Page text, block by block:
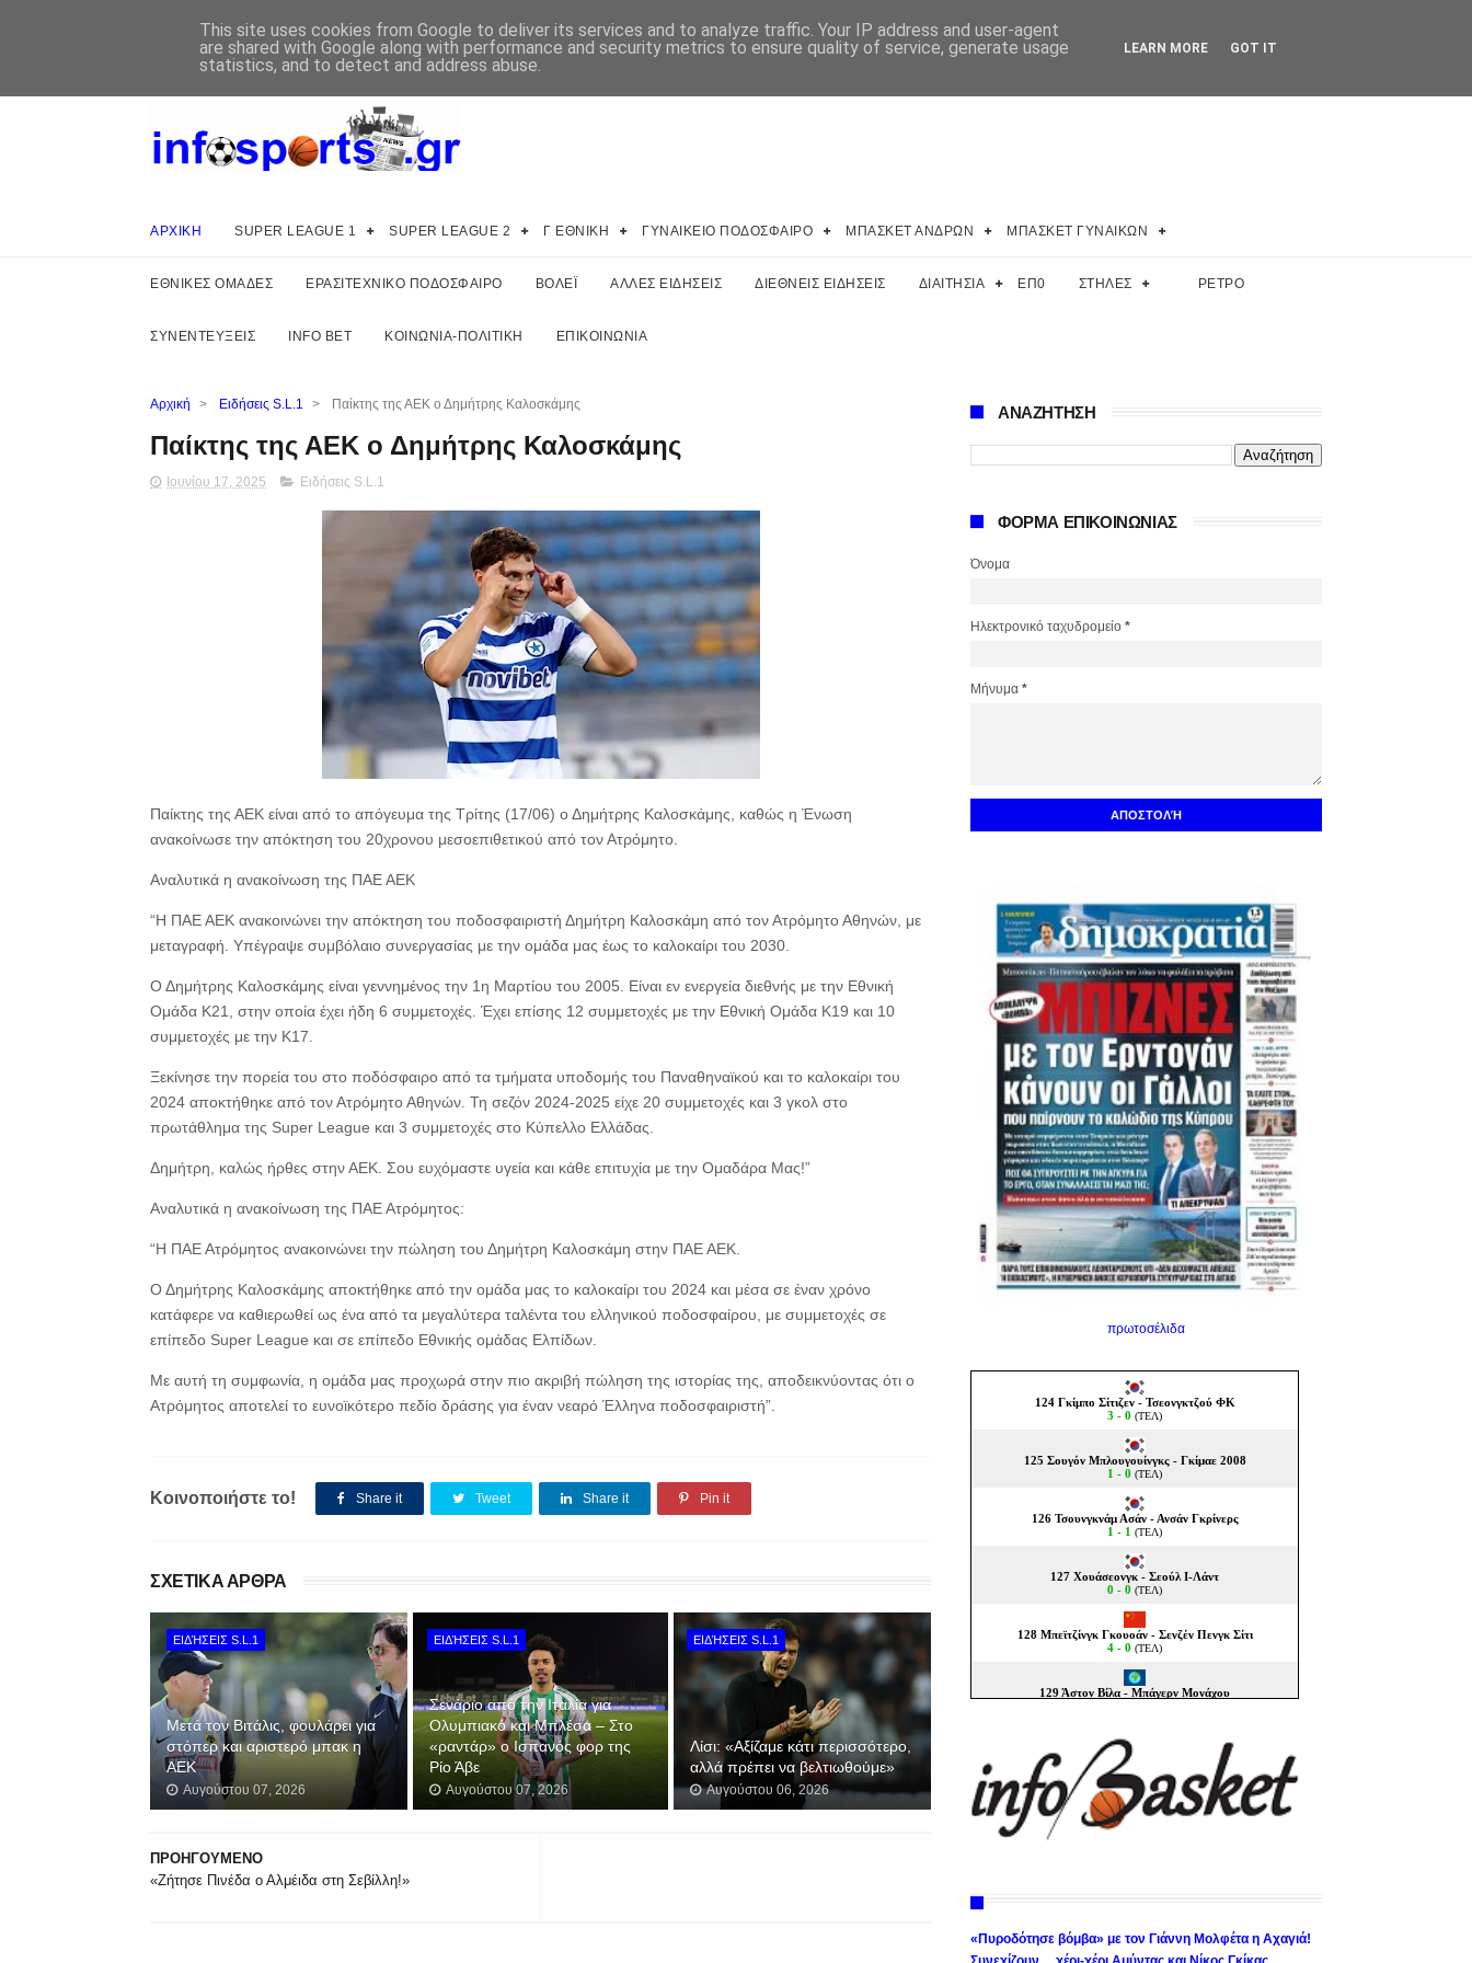
ΑΡΧΙΚΗ SUPER LEAGUE 1 SUPER LEAGUE 2 Γ ΕΘΝΙΚΗ ΓΥΝΑΙΚΕΙΟ ΠΟΔΟΣΦΑΙΡΟ ΜΠΑΣΚΕΤ ΑΝΔΡΩΝ ΜΠΑΣΚΕΤ ΓΥΝΑΙΚΩΝ
ΕΘΝΙΚΕΣ ΟΜΑΔΕΣ ΕΡΑΣΙΤΕΧΝΙΚΟ ΠΟΔΟΣΦΑΙΡΟ ΒΟΛΕΪ ΑΛΛΕΣ ΕΙΔΗΣΕΙΣ ΔΙΕΘΝΕΙΣ ΕΙΔΗΣΕΙΣ ΔΙΑΙΤΗΣΙΑ ΕΠ0 ΣΤΗΛΕΣ ΡΕΤΡΟ
ΣΥΝΕΝΤΕΥΞΕΙΣ INFO BET ΚΟΙΝΩΝΙΑ-ΠΟΛΙΤΙΚΗ ΕΠΙΚΟΙΝΩΝΙΑ
Αρχική > Ειδήσεις S.L.1 > Παίκτης της ΑΕΚ ο Δημήτρης Καλοσκάμης
Παίκτης της ΑΕΚ ο Δημήτρης Καλοσκάμης
Ιουνίου 17, 2025 Ειδήσεις S.L.1
Παίκτης της ΑΕΚ είναι από το απόγευμα της Τρίτης (17/06) ο Δημήτρης Καλοσκάμης, καθώς η Ένωση
ανακοίνωσε την απόκτηση του 20χρονου μεσοεπιθετικού από τον Ατρόμητο.
Αναλυτικά η ανακοίνωση της ΠΑΕ ΑΕΚ
“Η ΠΑΕ ΑΕΚ ανακοινώνει την απόκτηση του ποδοσφαιριστή Δημήτρη Καλοσκάμη από τον Ατρόμητο Αθηνών, με
μεταγραφή. Υπέγραψε συμβόλαιο συνεργασίας με την ομάδα μας έως το καλοκαίρι του 2030.
Ο Δημήτρης Καλοσκάμης είναι γεννημένος την 1η Μαρτίου του 2005. Είναι εν ενεργεία διεθνής με την Εθνική
Ομάδα Κ21, στην οποία έχει ήδη 6 συμμετοχές. Έχει επίσης 12 συμμετοχές με την Εθνική Ομάδα Κ19 και 10
συμμετοχές με την Κ17.
Ξεκίνησε την πορεία του στο ποδόσφαιρο από τα τμήματα υποδομής του Παναθηναϊκού και το καλοκαίρι του
2024 αποκτήθηκε από τον Ατρόμητο Αθηνών. Τη σεζόν 2024-2025 είχε 20 συμμετοχές και 3 γκολ στο
πρωτάθλημα της Super League και 3 συμμετοχές στο Κύπελλο Ελλάδας.
Δημήτρη, καλώς ήρθες στην ΑΕΚ. Σου ευχόμαστε υγεία και κάθε επιτυχία με την Ομαδάρα Μας!”
Αναλυτικά η ανακοίνωση της ΠΑΕ Ατρόμητος:
“Η ΠΑΕ Ατρόμητος ανακοινώνει την πώληση του Δημήτρη Καλοσκάμη στην ΠΑΕ ΑΕΚ.
Ο Δημήτρης Καλοσκάμης αποκτήθηκε από την ομάδα μας το καλοκαίρι του 2024 και μέσα σε έναν χρόνο
κατάφερε να καθιερωθεί ως ένα από τα μεγαλύτερα ταλέντα του ελληνικού ποδοσφαίρου, με συμμετοχές σε
επίπεδο Super League και σε επίπεδο Εθνικής ομάδας Ελπίδων.
Με αυτή τη συμφωνία, η ομάδα μας προχωρά στην πιο ακριβή πώληση της ιστορίας της, αποδεικνύοντας ότι ο
Ατρόμητος αποτελεί το ευνοϊκότερο πεδίο δράσης για έναν νεαρό Έλληνα ποδοσφαιριστή”.
Κοινοποιήστε το! Share it Tweet Share it Pin it
ΣΧΕΤΙΚΑ ΑΡΘΡΑ
ΕΙΔΉΣΕΙΣ S.L.1
Μετά τον Βιτάλις, φουλάρει για
στόπερ και αριστερό μπακ η
ΑΕΚ
Αυγούστου 07, 2026
ΕΙΔΉΣΕΙΣ S.L.1
Σενάριο από την Ιταλία για
Ολυμπιακό και Μπλέσα – Στο
«ραντάρ» ο Ισπανός φορ της
Ρίο Άβε
Αυγούστου 07, 2026
ΕΙΔΉΣΕΙΣ S.L.1
Λίσι: «Αξίζαμε κάτι περισσότερο,
αλλά πρέπει να βελτιωθούμε»
Αυγούστου 06, 2026
ΠΡΟΗΓΟΥΜΕΝΟ
«Ζήτησε Πινέδα ο Αλμέιδα στη Σεβίλλη!»
ΑΝΑΖΗΤΗΣΗ
ΦΟΡΜΑ ΕΠΙΚΟΙΝΩΝΙΑΣ
Όνομα
Ηλεκτρονικό ταχυδρομείο *
Μήνυμα *
πρωτοσέλιδα
«Πυροδότησε βόμβα» με τον Γιάννη Μολφέτα η Αχαγιά!
This site uses cookies from Google to deliver its services and to analyze traffic. Your IP address and user-agent
are shared with Google along with performance and security metrics to ensure quality of service, generate usage
statistics, and to detect and address abuse.
LEARN MORE GOT IT